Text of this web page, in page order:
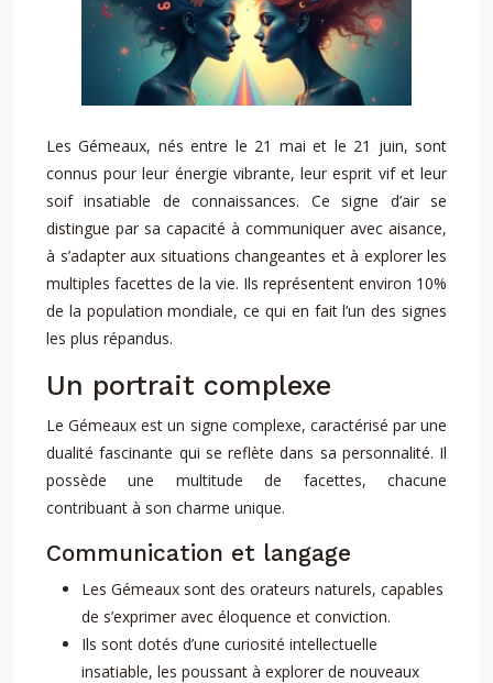
Les Gémeaux, nés entre le 21 mai et le 21 juin, sont
connus pour leur énergie vibrante, leur esprit vif et leur
soif insatiable de connaissances. Ce signe d’air se
distingue par sa capacité à communiquer avec aisance,
à s’adapter aux situations changeantes et à explorer les
multiples facettes de la vie. Ils représentent environ 10%
de la population mondiale, ce qui en fait l’un des signes
les plus répandus.
Un portrait complexe
Le Gémeaux est un signe complexe, caractérisé par une
dualité fascinante qui se reflète dans sa personnalité. Il
possède une multitude de facettes, chacune
contribuant à son charme unique.
Communication et langage
Les Gémeaux sont des orateurs naturels, capables
de s’exprimer avec éloquence et conviction.
Ils sont dotés d’une curiosité intellectuelle
insatiable, les poussant à explorer de nouveaux